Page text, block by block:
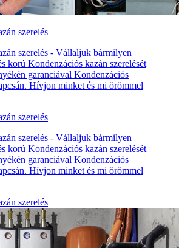
szerelés
szerelés - Vállaljuk bármilyen
korú Kondenzációs kazán szerelését
garanciával Kondenzációs
Hívjon minket és mi örömmel
szerelés
szerelés - Vállaljuk bármilyen
korú Kondenzációs kazán szerelését
garanciával Kondenzációs
Hívjon minket és mi örömmel
szerelés